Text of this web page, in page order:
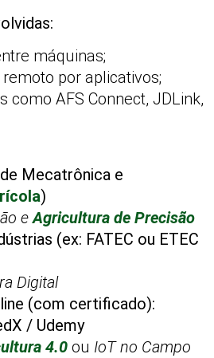
máquinas;
por aplicativos;
como AFS Connect, JDLink,
Mecatrônica e
)
eAgricultura de Precisão
(ex: FATEC ou ETEC
Digital
(com certificado):
/ Udemy
4.0 ou IoT no Campo